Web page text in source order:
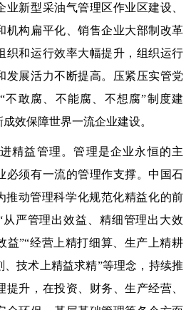
业新型采油气管理区作业区建设、
机构扁平化、销售企业大部制改革
织和运行效率大幅提升，组织运行
发展活力不断提高。压紧压实管党
不敢腐、不能腐、不想腐”制度建
成效保障世界一流企业建设。
精益管理。管理是企业永恒的主
必须有一流的管理作支撑。中国石
推动管理科学化规范化精益化的前
严管理出效益、精细管理出大效
益”“经营上精打细算、生产上精耕
技术上精益求精”等理念，持续推
升，在投资、财务、生产经营、